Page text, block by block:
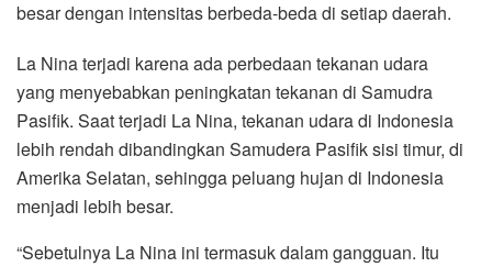
besar dengan intensitas berbeda-beda di setiap daerah.
La Nina terjadi karena ada perbedaan tekanan udara
yang menyebabkan peningkatan tekanan di Samudra
Pasifik. Saat terjadi La Nina, tekanan udara di Indonesia
lebih rendah dibandingkan Samudera Pasifik sisi timur, di
Amerika Selatan, sehingga peluang hujan di Indonesia
menjadi lebih besar.
“Sebetulnya La Nina ini termasuk dalam gangguan. Itu